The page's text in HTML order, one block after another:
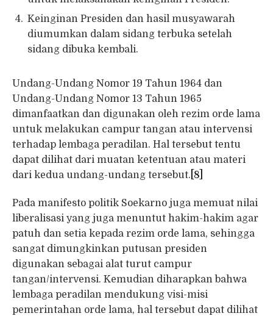
Keinginan Presiden dan hasil musyawarah
diumumkan dalam sidang terbuka setelah
sidang dibuka kembali.
Undang-Undang Nomor 19 Tahun 1964 dan
Undang-Undang Nomor 13 Tahun 1965
dimanfaatkan dan digunakan oleh rezim orde lama
untuk melakukan campur tangan atau intervensi
terhadap lembaga peradilan. Hal tersebut tentu
dapat dilihat dari muatan ketentuan atau materi
dari kedua undang-undang tersebut. [8]
Pada manifesto politik Soekarno juga memuat nilai
liberalisasi yang juga menuntut hakim-hakim agar
patuh dan setia kepada rezim orde lama, sehingga
sangat dimungkinkan putusan presiden
digunakan sebagai alat turut campur
tangan/intervensi. Kemudian diharapkan bahwa
lembaga peradilan mendukung visi-misi
pemerintahan orde lama, hal tersebut dapat dilihat